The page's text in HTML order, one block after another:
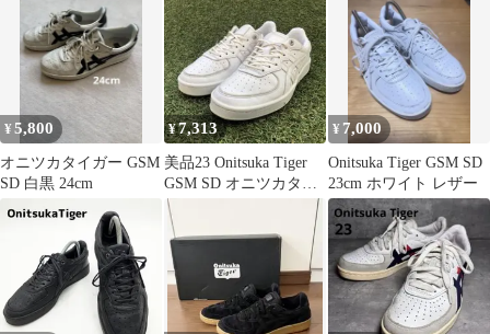
ク 28.5cm
size24.0/黒 ■■◎レディ
ース
¥5,800
オニツカタイガー GSM
SD 白黒 24cm
¥7,313
美品23 Onitsuka Tiger
GSM SD オニツカタイ
ガーHC162
¥ 7,000
Onitsuka Tiger GSM SD
23cm ホワイト レザー